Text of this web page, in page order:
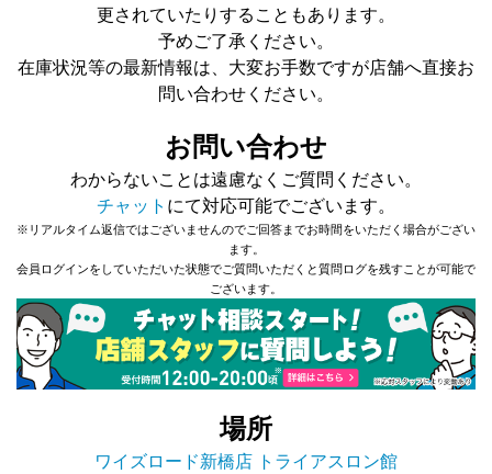
更されていたりすることもあります。
予めご了承ください。
在庫状況等の最新情報は、大変お手数ですが店舗へ直接お
問い合わせください。
お問い合わせ
わからないことは遠慮なくご質問ください。
チャット にて対応可能でございます。
※リアルタイム返信ではございませんのでご回答までお時間をいただく場合がござい
ます。
会員ログインをしていただいた状態でご質問いただくと質問ログを残すことが可能で
ございます。
場所
ワイズロード新橋店 トライアスロン館